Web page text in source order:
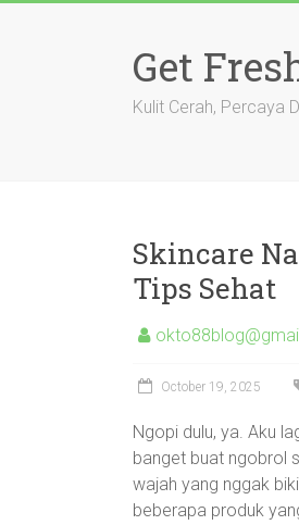
Get
Kulit Cerah, Percaya
Skincare
Tips Sehat
October 19, 2025
Ngopi dulu, ya. Aku
banget buat ngobrol
wajah yang nggak
beberapa produk